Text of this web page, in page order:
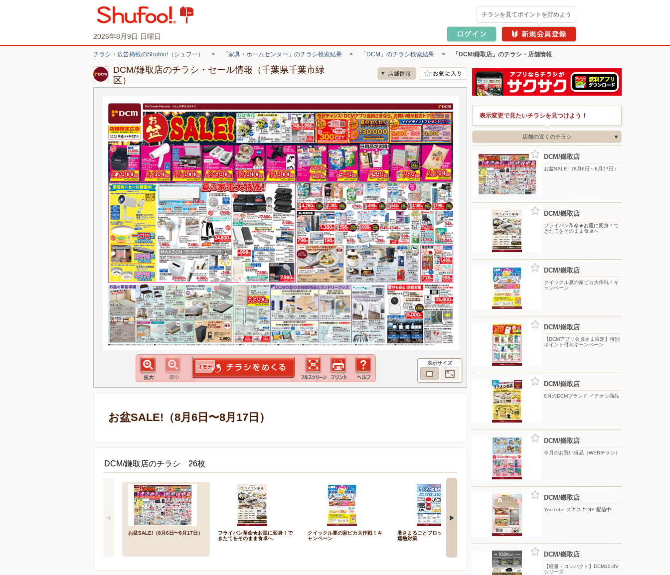
2026年8月9日 日曜日
チラシを見てポイントを貯めよう
チラシ・広告掲載のShufoo!（シュフー） > 「家具・ホームセンター」のチラシ検索結果 > 「DCM」のチラシ検索結果 > 「DCM/鎌取店」のチラシ・店舗情報
DCM/鎌取店のチラシ・セール情報（千葉県千葉市緑
区）
表示サイズ
お盆SALE!（8月6日〜8月17日）
DCM/鎌取店のチラシ 26枚
お盆SALE!（8月6日〜8月17日）
フライパン革命★お皿に変身！で
きたてをそのまま食卓へ
クイックル夏の家ピカ大作戦！キ
ャンペーン
暑さまるごとブロック！クルマの
遮熱対策
YouTube スキスキDIY 配信中!
表示変更で見たいチラシを見つけよう！
店舗の近くのチラシ
DCM/鎌取店
お盆SALE!（8月6日～8月17日）
DCM/鎌取店
フライパン革命★お皿に変身！で
きたてをそのまま食卓へ
DCM/鎌取店
クイックル夏の家ピカ大作戦！キ
ャンペーン
DCM/鎌取店
【DCMアプリ会員さま限定】特別
ポイント付与キャンペーン
DCM/鎌取店
8月のDCMブランド イチオシ商品
DCM/鎌取店
今月のお買い得品（WEBチラシ）
DCM/鎌取店
YouTube スキスキDIY 配信中!
DCM/鎌取店
【軽量・コンパクト】DCM10.8V
シリーズ